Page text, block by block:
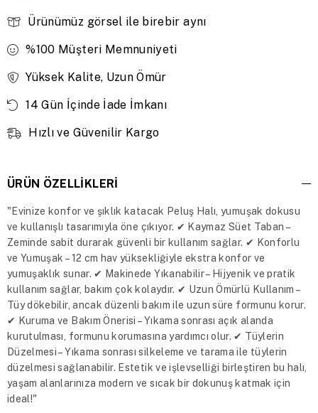
Ürünümüz görsel ile birebir aynı
%100 Müşteri Memnuniyeti
Yüksek Kalite, Uzun Ömür
14 Gün İçinde İade İmkanı
Hızlı ve Güvenilir Kargo
ÜRÜN ÖZELLIKLERI
"Evinize konfor ve şıklık katacak Peluş Halı, yumuşak dokusu
ve kullanışlı tasarımıyla öne çıkıyor. ✔ Kaymaz Süet Taban –
Zeminde sabit durarak güvenli bir kullanım sağlar. ✔ Konforlu
ve Yumuşak – 12 cm hav yüksekliğiyle ekstra konfor ve
yumuşaklık sunar. ✔ Makinede Yıkanabilir – Hijyenik ve pratik
kullanım sağlar, bakım çok kolaydır. ✔ Uzun Ömürlü Kullanım –
Tüy dökebilir, ancak düzenli bakım ile uzun süre formunu korur.
✔ Kuruma ve Bakım Önerisi – Yıkama sonrası açık alanda
kurutulması, formunu korumasına yardımcı olur. ✔ Tüylerin
Düzelmesi – Yıkama sonrası silkeleme ve tarama ile tüylerin
düzelmesi sağlanabilir. Estetik ve işlevselliği birleştiren bu halı,
yaşam alanlarınıza modern ve sıcak bir dokunuş katmak için
ideal!"